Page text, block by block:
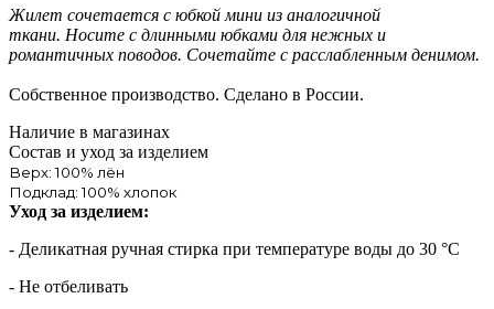
Жилет сочетается с юбкой мини из аналогичной
ткани. Носите с длинными юбками для нежных и
романтичных поводов. Сочетайте с расслабленным денимом.
Собственное производство. Сделано в России.
Наличие в магазинах
Состав и уход за изделием
Верх: 100% лён
Подклад: 100% хлопок
Уход за изделием:
- Деликатная ручная стирка при температуре воды до 30 °C
- Не отбеливать